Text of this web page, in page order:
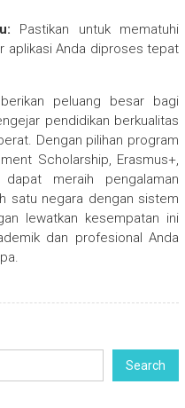
Pastikan untuk mematuhi
aplikasi Anda diproses tepat
peluang besar bagi
pendidikan berkualitas
Dengan pilihan program
Scholarship, Erasmus+,
meraih pengalaman
satu negara dengan sistem
lewatkan kesempatan ini
dan profesional Anda
Search